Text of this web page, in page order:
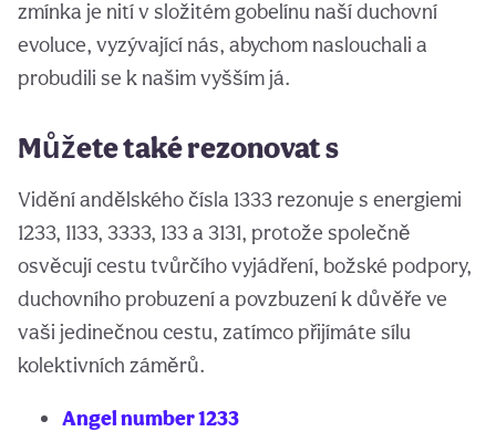
zmínka je nití v složitém gobelínu naší duchovní
evoluce, vyzývající nás, abychom naslouchali a
probudili se k našim vyšším já.
Můžete také rezonovat s
Vidění andělského čísla 1333 rezonuje s energiemi
1233, 1133, 3333, 133 a 3131, protože společně
osvěcují cestu tvůrčího vyjádření, božské podpory,
duchovního probuzení a povzbuzení k důvěře ve
vaši jedinečnou cestu, zatímco přijímáte sílu
kolektivních záměrů.
Angel number 1233